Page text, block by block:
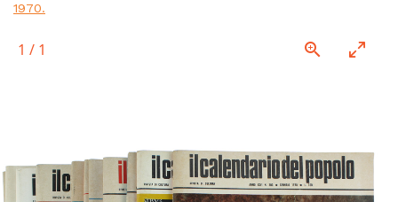
1970.
1 / 1